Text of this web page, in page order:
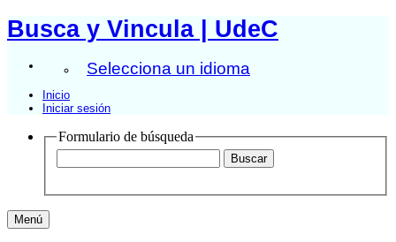
Busca y Vincula | UdeC
Selecciona un idioma
Inicio
Iniciar sesión
Formulario de búsqueda
Menú